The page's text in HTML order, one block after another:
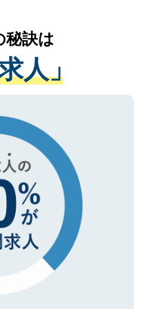
いについての厳密な
業者のみに付与され
クを取得済みです。
もご安心ください。
療機関の状況や紹介
適切なアドバイスを
すぐにご転職をされ
サポートが可能です
ださい。
秘訣は
人」